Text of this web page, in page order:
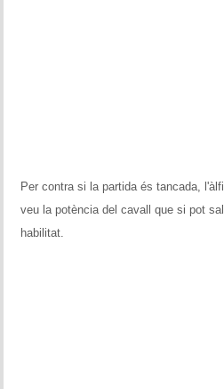
Per contra si la partida és tancada,
veu la potència del cavall que si pot
habilitat.